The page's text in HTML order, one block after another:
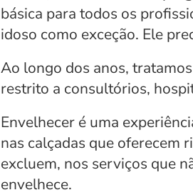
básica para todos os
idoso como exceção. Ele
Ao longo dos anos,
restrito a consultórios,
Envelhecer é uma
nas calçadas que oferecem
excluem, nos serviços que
envelhece.